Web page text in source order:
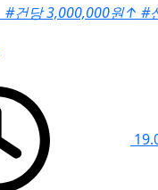
#건당 3,000,000원↑ #